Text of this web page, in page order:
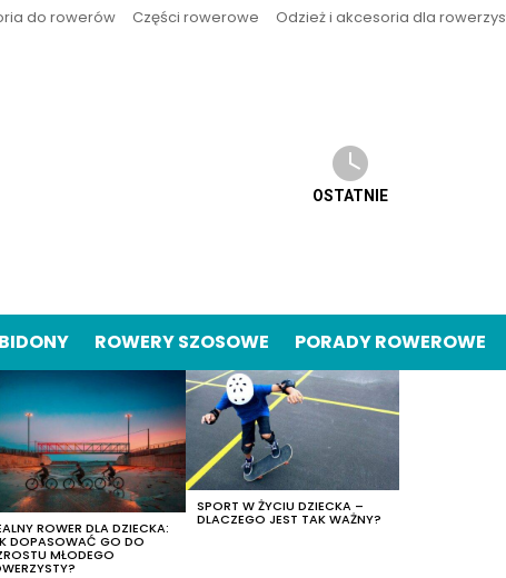
do rowerów Części rowerowe Odzież i akcesoria dla
OSTATNIE
BIDONY ROWERY SZOSOWE PORADY ROWEROWE
ROWER DLA DZIECKA:
DOPASOWAĆ GO DO
MŁODEGO
SPORT W ŻYCIU DZIECKA –
DLACZEGO JEST TAK WAŻNY?